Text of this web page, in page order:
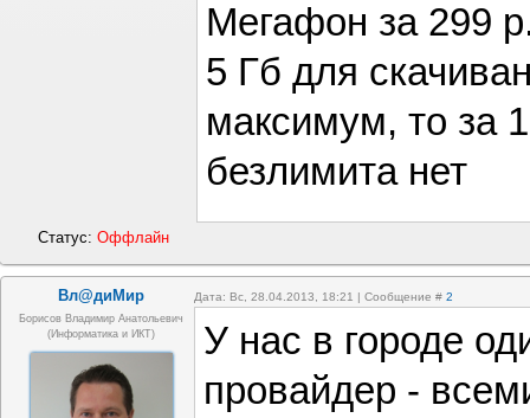
Мегафон за 299
5 Гб для
максимум, то за
безлимита нет
Статус:Оффлайн
Вл@диМир Дата: Вс, 28.04.2013, 18:21 | Сообщение # 2
Борисов Владимир Анатольевич
(информатика и ИКТ)
У нас в городе
провайдер -